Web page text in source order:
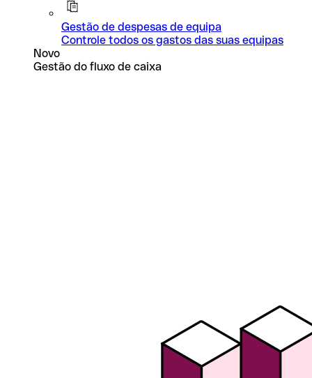
Gestão de despesas de equipa
Controle todos os gastos das suas equipas
Novo
Gestão do fluxo de caixa